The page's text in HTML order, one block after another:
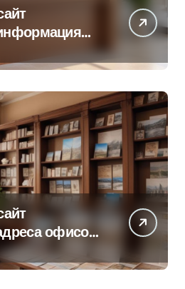
офисов